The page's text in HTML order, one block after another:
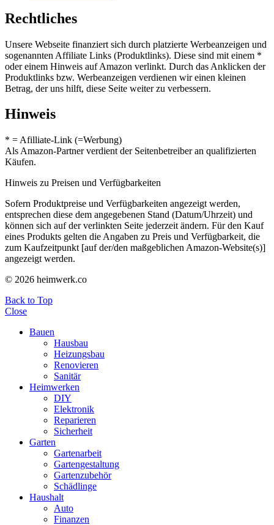
Rechtliches
Unsere Webseite finanziert sich durch platzierte Werbeanzeigen und
sogenannten Affiliate Links (Produktlinks). Diese sind mit einem *
oder einem Hinweis auf Amazon verlinkt. Durch das Anklicken der
Produktlinks bzw. Werbeanzeigen verdienen wir einen kleinen
Betrag, der uns hilft, diese Seite weiter zu verbessern.
Hinweis
* = Afilliate-Link (=Werbung)
Als Amazon-Partner verdient der Seitenbetreiber an qualifizierten
Käufen.
Hinweis zu Preisen und Verfügbarkeiten
Sofern Produktpreise und Verfügbarkeiten angezeigt werden,
entsprechen diese dem angegebenen Stand (Datum/Uhrzeit) und
können sich auf der verlinkten Seite jederzeit ändern. Für den Kauf
eines Produkts gelten die Angaben zu Preis und Verfügbarkeit, die
zum Kaufzeitpunkt [auf der/den maßgeblichen Amazon-Website(s)]
angezeigt werden.
© 2026 heimwerk.co
Back to Top
Close
Bauen
Hausbau
Heizungsbau
Renovieren
Sanitär
Heimwerken
DIY
Elektronik
Reparieren
Sicherheit
Garten
Gartenarbeit
Gartengestaltung
Gartenzubehör
Schädlinge
Haushalt
Auto
Finanzen